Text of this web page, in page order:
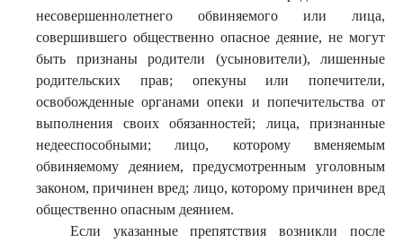
несовершеннолетнего обвиняемого или лица,
совершившего общественно опасное деяние, не могут
быть признаны родители (усыновители), лишенные
родительских прав; опекуны или попечители,
освобожденные органами опеки и попечительства от
выполнения своих обязанностей; лица, признанные
недееспособными; лицо, которому вменяемым
обвиняемому деянием, предусмотренным уголовным
законом, причинен вред; лицо, которому причинен вред
общественно опасным деянием.
Если указанные препятствия возникли после